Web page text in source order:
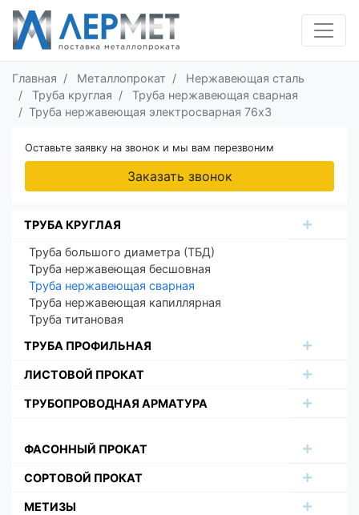
Главная Металлопрокат
Нержавеющая сталь
Труба круглая
Труба нержавеющая сварная
Труба нержавеющая электросварная 76х3
Оставьте заявку на звонок и мы вам перезвоним
Заказать звонок
ТРУБА КРУГЛАЯ
Труба большого диаметра (ТБД)
Труба нержавеющая бесшовная
Труба нержавеющая сварная
Труба нержавеющая капиллярная
Труба титановая
ТРУБА ПРОФИЛЬНАЯ
ЛИСТОВОЙ ПРОКАТ
ТРУБОПРОВОДНАЯ АРМАТУРА
ФАСОННЫЙ ПРОКАТ
СОРТОВОЙ ПРОКАТ
МЕТИЗЫ